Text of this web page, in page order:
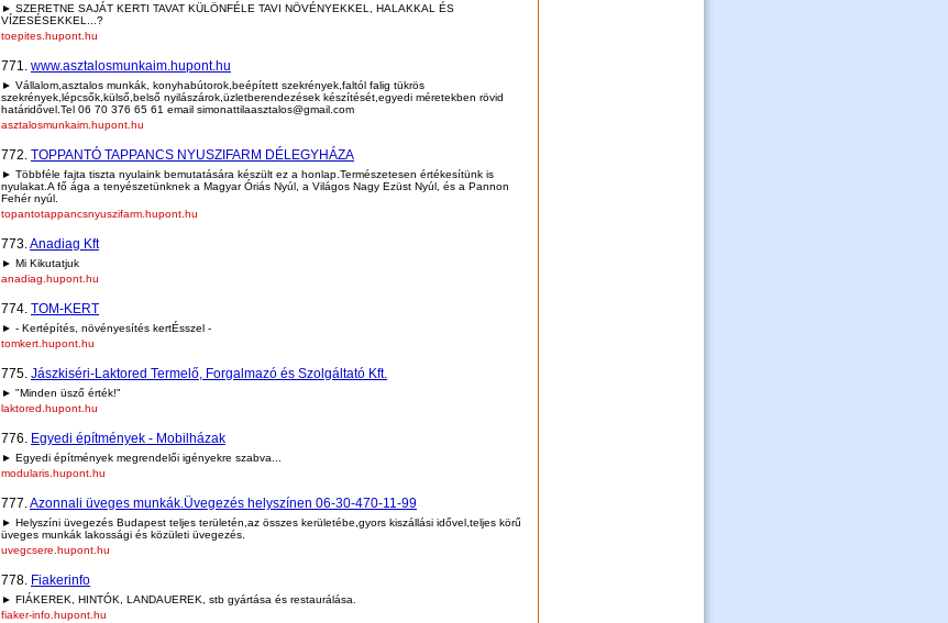
► SZERETNE SAJÁT KERTI TAVAT KÜLÖNFÉLE TAVI NÖVÉNYEKKEL, HALAKKAL ÉS
VÍZESÉSEKKEL...?
toepites.hupont.hu
771. www.asztalosmunkaim.hupont.hu
► Vállalom,asztalos munkák, konyhabútorok,beépített szekrények,faltól falig tükrös
szekrények,lépcsők,külső,belső nyilászárok,üzletberendezések készítését,egyedi méretekben rövid
határidővel.Tel 06 70 376 65 61 email simonattilaasztalos@gmail.com
asztalosmunkaim.hupont.hu
772. TOPPANTÓ TAPPANCS NYUSZIFARM DÉLEGYHÁZA
► Többféle fajta tiszta nyulaink bemutatására készült ez a honlap.Természetesen értékesítünk is
nyulakat.A fő ága a tenyészetünknek a Magyar Óriás Nyúl, a Világos Nagy Ezüst Nyúl, és a Pannon
Fehér nyúl.
topantotappancsnyuszifarm.hupont.hu
773.Anadiag Kft
► Mi Kikutatjuk
anadiag.hupont.hu
774. TOM-KERT
► - Kertépítés, növényesítés kertÉsszel -
tomkert.hupont.hu
775. Jászkiséri-Laktored Termelő, Forgalmazó és Szolgáltató Kft.
► "Minden üsző érték!"
laktored.hupont.hu
776. Egyedi építmények - Mobilházak
► Egyedi építmények megrendelői igényekre szabva...
modularis.hupont.hu
777.Azonnali üveges munkák.Üvegezés helyszínen 06-30-470-11-99
► Helyszíni üvegezés Budapest teljes területén,az összes kerületébe,gyors kiszállási idővel,teljes körű
üveges munkák lakossági és közületi üvegezés.
uvegcsere.hupont.hu
778. Fiakerinfo
► FIÁKEREK, HINTÓK, LANDAUEREK, stb gyártása és restaurálása.
fiaker-info.hupont.hu